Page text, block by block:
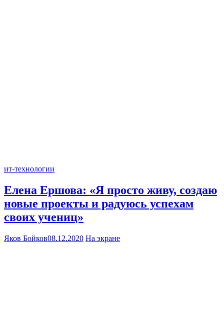
ит-технологии
Елена Ершова: «Я просто живу, создаю
новые проекты и радуюсь успехам
своих учениц»
Яков Бойков08.12.2020 На экране